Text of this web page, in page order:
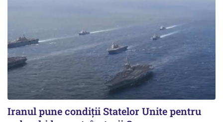
Iranul pune condiții Statelor Unite pentru